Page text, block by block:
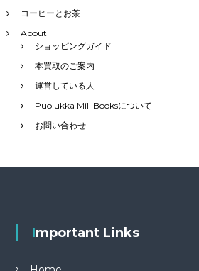
コーヒーとお茶
About
ショッピングガイド
本買取のご案内
運営している人
Puolukka Mill Booksについて
お問い合わせ
Important Links